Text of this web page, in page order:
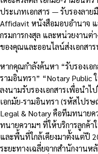
ประเภทเอกสาร — รับรองลาย
Affidavit หนังสือมอบอำนาจ
กรมการกงสุล และหน่วยงานต่
ของคุณและออนไลน์ส่งเอกสา
หากคุณกำลังค้นหา “รับรองเอ
รามอินทรา” “Notary
ลงนามรับรองเอกสารเพื่อนำไ
เอกมัย-รามอินทรา (รหัสไปร
Legal & Notary คือทีมทนาย
ทนายความฯ ที่ให้บริการลูกค้า
และพื้นที่ใกล้เคียงมาตั้งแต่ปี
ระยะทางเฉลี่ยจากสำนักงานห